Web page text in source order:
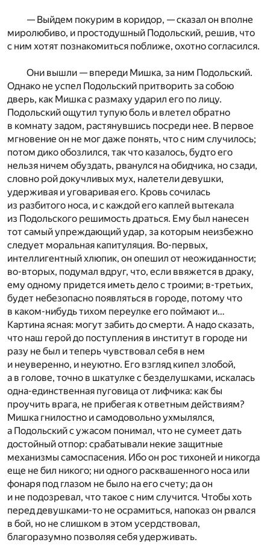
— Выйдем покурим в коридор, — сказал он вполне
миролюбиво, и простодушный Подольский, решив, что
с ним хотят познакомиться поближе, охотно согласился.
Они вышли — впереди Мишка, за ним Подольский.
Однако не успел Подольский притворить за собою
дверь, как Мишка с размаху ударил его по лицу.
Подольский ощутил тупую боль и влетел обратно
в комнату задом, растянувшись посреди нее. В первое
мгновение он не мог даже понять, что с ним случилось;
потом дико обозлился, так что казалось, будто его
нельзя ничем обуздать, рванулся на обидчика, но сзади,
словно рой докучливых мух, налетели девушки,
удерживая и уговаривая его. Кровь сочилась
из разбитого носа, и с каждой его каплей вытекала
из Подольского решимость драться. Ему был нанесен
тот самый упреждающий удар, за которым неизбежно
следует моральная капитуляция. Во-первых,
интеллигентный хлюпик, он опешил от неожиданности;
во-вторых, подумал вдруг, что, если ввяжется в драку,
ему одному придется иметь дело с троими; в-третьих,
будет небезопасно появляться в городе, потому что
в каком-нибудь тихом переулке его поймают и…
Картина ясная: могут забить до смерти. А надо сказать,
что наш герой до поступления в институт в городе ни
разу не был и теперь чувствовал себя в нем
и неуверенно, и неуютно. Его взгляд кипел злобой,
а в голове, точно в шкатулке с безделушками, искалась
одна-единственная пуговица от лифчика: как бы
проучить врага, не прибегая к ответным действиям?
Мишка гнилостно и самодовольно ухмылялся,
а Подольский с ужасом понимал, что не сумеет дать
достойный отпор: срабатывали некие защитные
механизмы самоспасения. Ибо он рос тихоней и никогда
еще не бил никого; ни одного расквашенного носа или
фонаря под глазом не было на его счету; да он
и не подозревал, что такое с ним случится. Чтобы хоть
перед девушками-то не осрамиться, напоказ он рвался
в бой, но не слишком в этом усердствовал,
благоразумно позволяя себя удерживать.